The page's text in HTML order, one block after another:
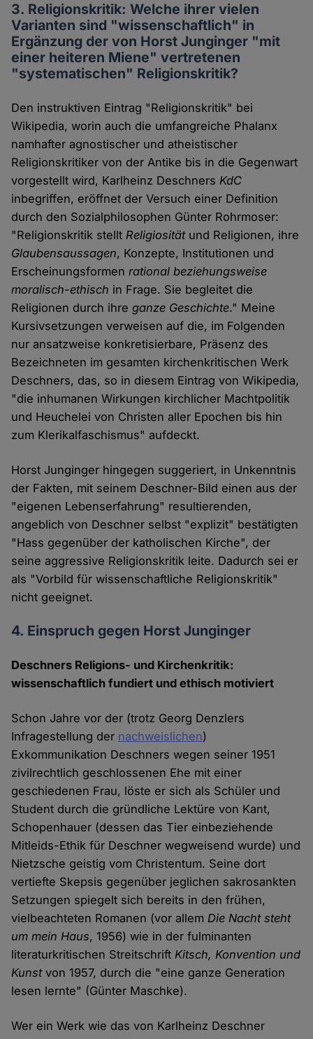
3. Religionskritik: Welche ihrer vielen
Varianten sind "wissenschaftlich" in
Ergänzung der von Horst Junginger "mit
einer heiteren Miene" vertretenen
"systematischen" Religionskritik?
Den instruktiven Eintrag "Religionskritik" bei
Wikipedia, worin auch die umfangreiche Phalanx
namhafter agnostischer und atheistischer
Religionskritiker von der Antike bis in die Gegenwart
vorgestellt wird, Karlheinz DeschnersKdC
inbegriffen, eröffnet der Versuch einer Definition
durch den Sozialphilosophen Günter Rohrmoser:
"Religionskritik stelltReligiositätund Religionen, ihre
Glaubensaussagen, Konzepte, Institutionen und
Erscheinungsformenrational beziehungsweise
moralisch-ethisch in Frage. Sie begleitet die
Religionen durch ihreganze Geschichte." Meine
Kursivsetzungen verweisen auf die, im Folgenden
nur ansatzweise konkretisierbare, Präsenz des
Bezeichneten im gesamten kirchenkritischen Werk
Deschners, das, so in diesem Eintrag von Wikipedia,
"die inhumanen Wirkungen kirchlicher Machtpolitik
und Heuchelei von Christen aller Epochen bis hin
zum Klerikalfaschismus" aufdeckt.
Horst Junginger hingegen suggeriert, in Unkenntnis
der Fakten, mit seinem Deschner-Bild einen aus der
"eigenen Lebenserfahrung" resultierenden,
angeblich von Deschner selbst "explizit" bestätigten
"Hass gegenüber der katholischen Kirche", der
seine aggressive Religionskritik leite. Dadurch sei er
als "Vorbild für wissenschaftliche Religionskritik"
nicht geeignet.
4. Einspruch gegen Horst Junginger
Deschners Religions- und Kirchenkritik:
wissenschaftlich fundiert und ethisch motiviert
Schon Jahre vor der (trotz Georg Denzlers
Infragestellung der nachweislichen)
Exkommunikation Deschners wegen seiner 1951
zivilrechtlich geschlossenen Ehe mit einer
geschiedenen Frau, löste er sich als Schüler und
Student durch die gründliche Lektüre von Kant,
Schopenhauer (dessen das Tier einbeziehende
Mitleids-Ethik für Deschner wegweisend wurde) und
Nietzsche geistig vom Christentum. Seine dort
vertiefte Skepsis gegenüber jeglichen sakrosankten
Setzungen spiegelt sich bereits in den frühen,
vielbeachteten Romanen (vor allemDie Nacht steht
um mein Haus, 1956) wie in der fulminanten
literaturkritischen StreitschriftKitsch, Konvention und
Kunstvon 1957, durch die "eine ganze Generation
lesen lernte" (Günter Maschke).
Wer ein Werk wie das von Karlheinz Deschner